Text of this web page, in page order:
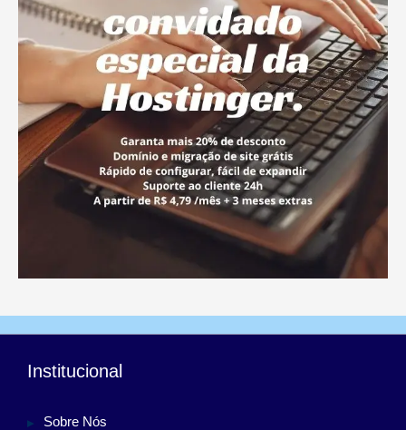
Institucional
Sobre Nós